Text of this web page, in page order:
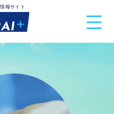
報サイト
ダウ・東レ